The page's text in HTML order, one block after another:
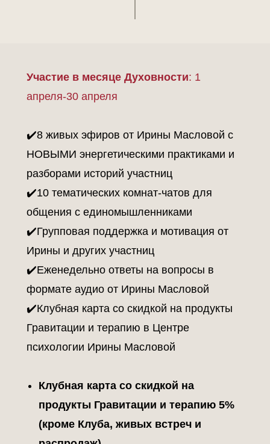
Участие в месяце Духовности: 1
апреля-30 апреля
✔️8 живых эфиров от Ирины Масловой с
НОВЫМИ энергетическими практиками и
разборами историй участниц
✔️10 тематических комнат-чатов для
общения с единомышленниками
✔️Групповая поддержка и мотивация от
Ирины и других участниц
✔️Еженедельно ответы на вопросы в
формате аудио от Ирины Масловой
✔️Клубная карта со скидкой на продукты
Гравитации и терапию в Центре
психологии Ирины Масловой
Клубная карта со скидкой на
продукты Гравитации и терапию 5%
(кроме Клуба, живых встреч и